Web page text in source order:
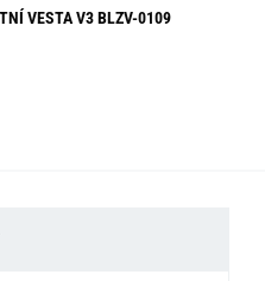
VESTA V3 BLZV-0109